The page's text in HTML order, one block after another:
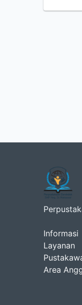
Informasi
Layanan
Area